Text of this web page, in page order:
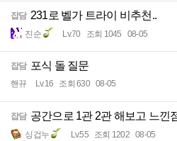
잡담 231로 벨가 트라이 비추천..
진순 Lv.70 조회 1045 08-05
잡담 포식 돌 질문
핸뀨 Lv.16 조회 630 08-05
잡담 공간으로 1관 2관 해보고 느낀
싱겁누 Lv.55 조회 1202 08-05